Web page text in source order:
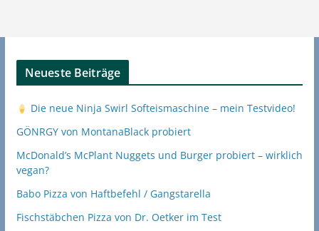
Neueste Beiträge
Die neue Ninja Swirl Softeismaschine – mein Testvideo!
GÖNRGY von MontanaBlack probiert
McDonald’s McPlant Nuggets und Burger probiert – wirklich
vegan?
Babo Pizza von Haftbefehl / Gangstarella
Fischstäbchen Pizza von Dr. Oetker im Test